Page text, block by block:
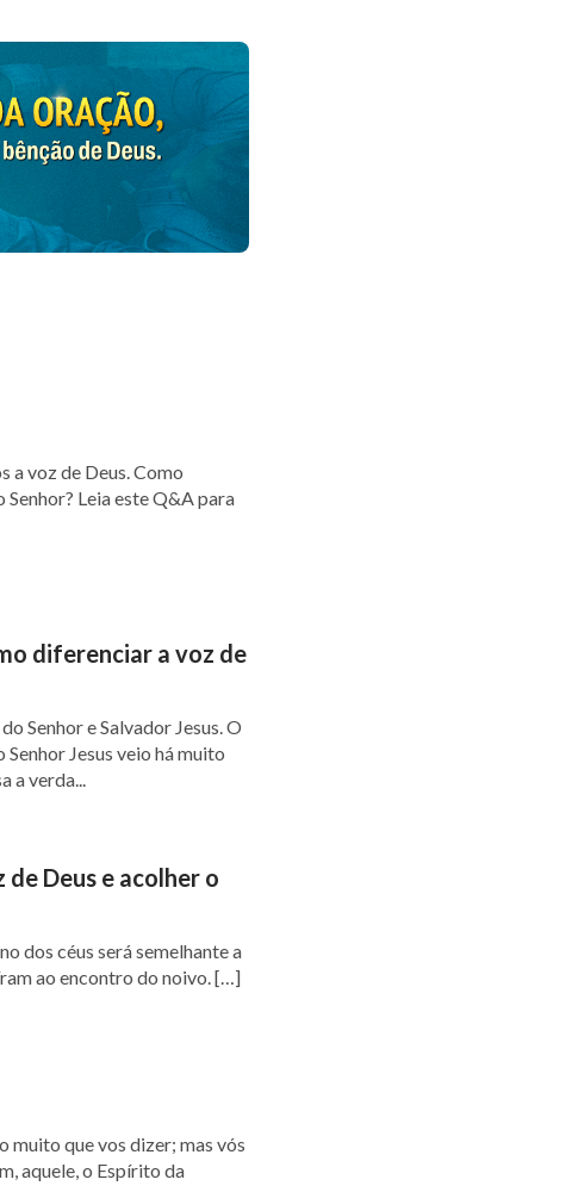
a voz de Deus. Como
Leia este Q&A para
diferenciar a voz de
Senhor e Salvador Jesus. O
Jesus veio há muito
a verda...
Deus e acolher o
ao encontro do noivo. […]
aquele, o Espírito da